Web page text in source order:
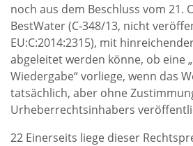
noch aus dem Beschluss vom 21.
BestWater (C‑348/13, nicht
EU:C:2014:2315), mit
abgeleitet werden könne, ob eine
Wiedergabe“ vorliege, wenn das
tatsächlich, aber ohne
Urheberrechtsinhabers
22 Einerseits liege dieser